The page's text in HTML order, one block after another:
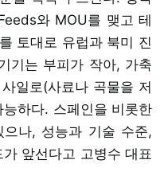
와 MOU를 맺고 테
토대로 유럽과 북미 진
기는 부피가 작아, 가축
일로(사료나 곡물을 저
하다. 스페인을 비롯한
나, 성능과 기술 수준,
앞선다고 고병수 대표